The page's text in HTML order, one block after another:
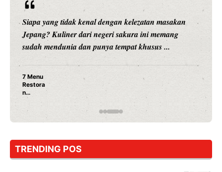
Siapa yang tidak kenal dengan kelezatan masakan
Jepang? Kuliner dari negeri sakura ini memang
sudah mendunia dan punya tempat khusus ...
7 Menu
Restora
n
Jepang
yang
Dicoba,
Cuma
Sushi!
TRENDING POS